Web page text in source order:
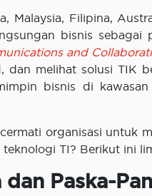
Malaysia, Filipina,
bisnis
and
dan melihat solusi TIK
bisnis di
organisasi untuk
TI? Berikut ini
Paska-